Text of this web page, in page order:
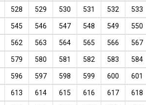
528 529 530 531 532 533
545 546 547 548 549 550
562 563 564 565 566 567
579 580 581 582 583 584
596 597 598 599 600 601
613 614 615 616 617 618